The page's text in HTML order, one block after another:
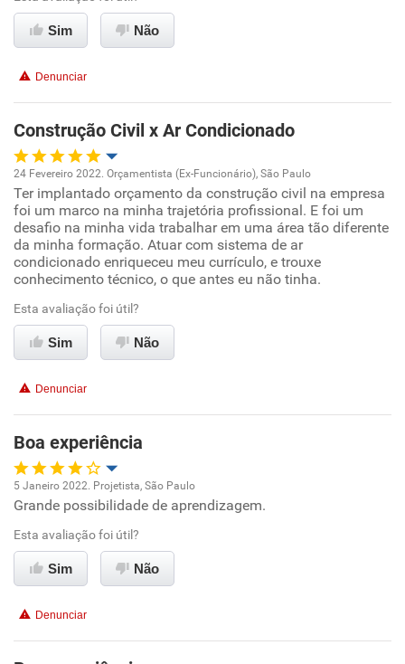
Conciliação com a vida familiar
Recomenda esta empresa
Recomenda a diretoria
Sim Não
Denunciar
Construção Civil x Ar Condicionado
Oportunidade de promoção
Ambiente de trabalho
Conciliação com a vida familiar
Benefícios
24 Fevereiro 2022. Orçamentista (Ex-Funcionário), São Paulo
Ter implantado orçamento da construção civil na empresa
foi um marco na minha trajetória profissional. E foi um
desafio na minha vida trabalhar em uma área tão diferente
da minha formação. Atuar com sistema de ar
condicionado enriqueceu meu currículo, e trouxe
conhecimento técnico, o que antes eu não tinha.
Esta avaliação foi útil?
Sim Não
Denunciar
Boa experiência
Oportunidade de promoção
Ambiente de trabalho
Benefícios
5 Janeiro 2022. Projetista, São Paulo
Grande possibilidade de aprendizagem.
Esta avaliação foi útil?
Sim Não
Denunciar